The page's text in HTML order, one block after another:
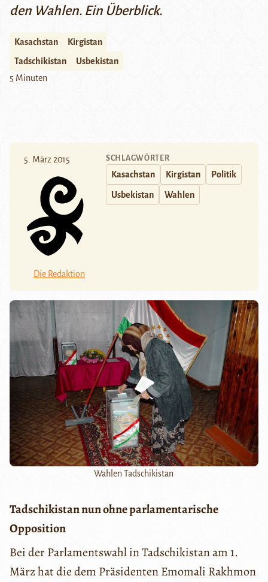
den Wahlen. Ein Überblick.
Kasachstan
Kirgistan
Tadschikistan
Usbekistan
5 Minuten
5. März 2015
Die Redaktion
SCHLAGWÖRTER
Kasachstan Kirgistan Politik
Usbekistan Wahlen
Wahlen Tadschikistan
Tadschikistan nun ohne parlamentarische
Opposition
Bei der Parlamentswahl in Tadschikistan am 1.
März hat die dem Präsidenten Emomali Rakhmon